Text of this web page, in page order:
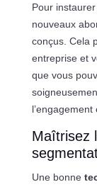
Pour
nouveaux
conçus. Cela
entreprise et
que vous
l’engagement
Maîtrisez
Une bonne